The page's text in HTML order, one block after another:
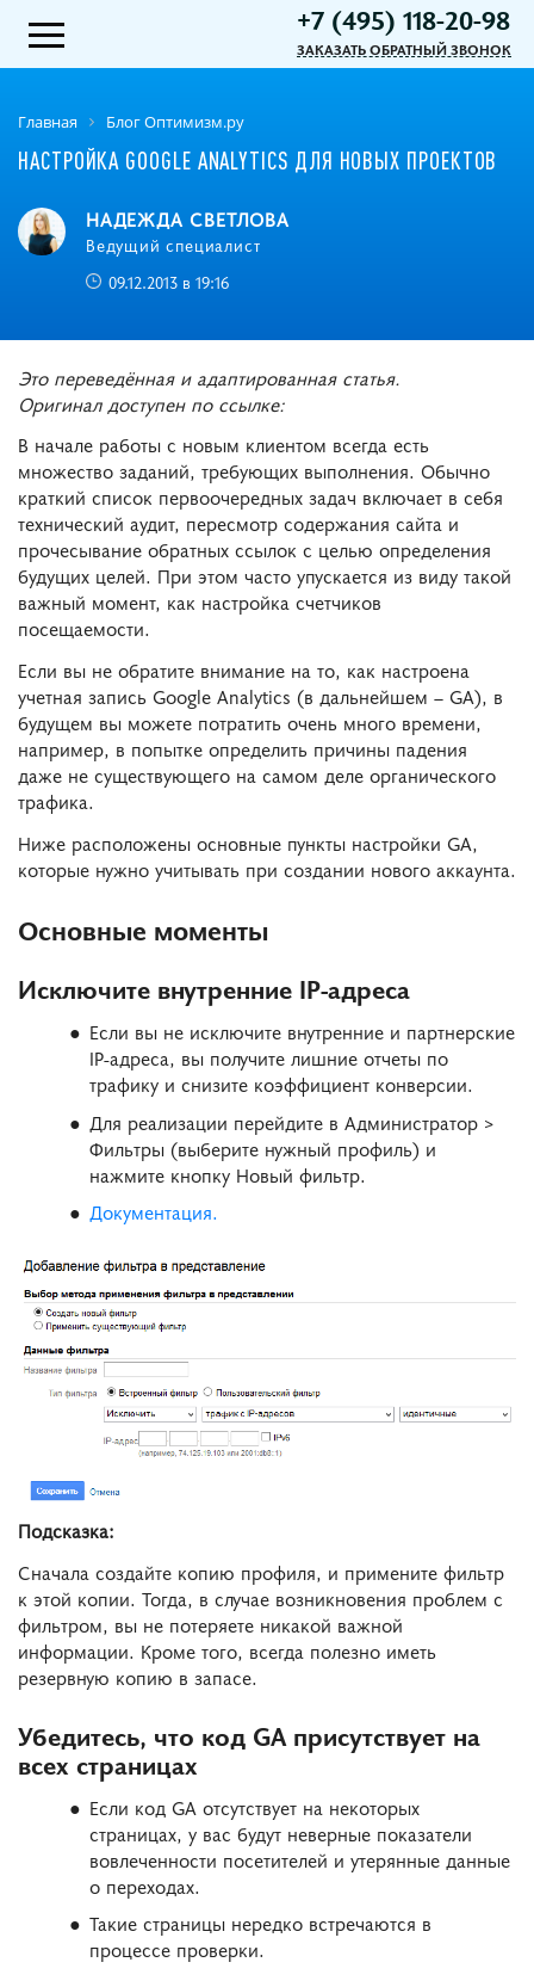
+7 (495) 118-20-98
ЗАКАЗАТЬ ОБРАТНЫЙ ЗВОНОК
Главная Блог Оптимизм.ру
НАСТРОЙКА GOOGLE ANALYTICS ДЛЯ НОВЫХ ПРОЕКТОВ
НАДЕЖДА СВЕТЛОВА
Ведущий специалист
09.12.2013 в 19:16
Это переведённая и адаптированная статья.
Оригинал доступен по ссылке:
В начале работы с новым клиентом всегда есть
множество заданий, требующих выполнения. Обычно
краткий список первоочередных задач включает в себя
технический аудит, пересмотр содержания сайта и
прочесывание обратных ссылок с целью определения
будущих целей. При этом часто упускается из виду такой
важный момент, как настройка счетчиков
посещаемости.
Если вы не обратите внимание на то, как настроена
учетная запись Google Analytics (в дальнейшем – GA), в
будущем вы можете потратить очень много времени,
например, в попытке определить причины падения
даже не существующего на самом деле органического
трафика.
Ниже расположены основные пункты настройки GA,
которые нужно учитывать при создании нового аккаунта.
Основные моменты
Исключите внутренние IP-адреса
Если вы не исключите внутренние и партнерские
IP-адреса, вы получите лишние отчеты по
трафику и снизите коэффициент конверсии.
Для реализации перейдите в Администратор >
Фильтры (выберите нужный профиль) и
нажмите кнопку Новый фильтр.
Документация.
Подсказка:
Сначала создайте копию профиля, и примените фильтр
к этой копии. Тогда, в случае возникновения проблем с
фильтром, вы не потеряете никакой важной
информации. Кроме того, всегда полезно иметь
резервную копию в запасе.
Убедитесь, что код GA присутствует на
всех страницах
Если код GA отсутствует на некоторых
страницах, у вас будут неверные показатели
вовлеченности посетителей и утерянные данные
о переходах.
Такие страницы нередко встречаются в
процессе проверки.